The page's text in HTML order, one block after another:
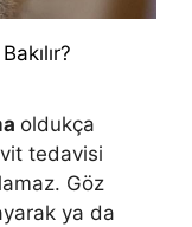
oldukça
tedavisi
Göz
ya da